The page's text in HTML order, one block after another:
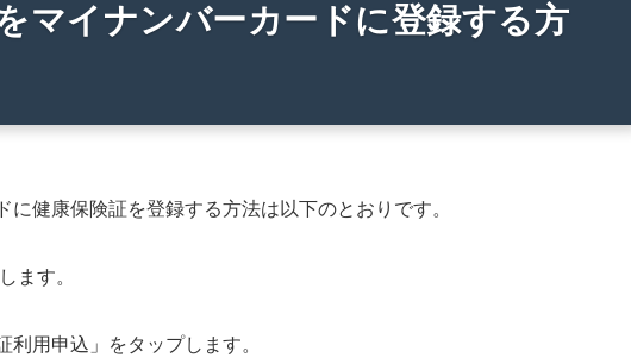
マイナンバーカードに登録する方
健康保険証を登録する方法は以下のとおりです。
ます。
用申込」をタップします。